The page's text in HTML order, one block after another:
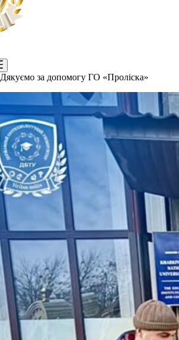
Дякуємо за допомогу ГО «Проліска»